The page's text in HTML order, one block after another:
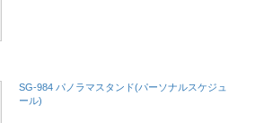
SG-984 パノラマスタンド(パーソナルスケジュ
ール)